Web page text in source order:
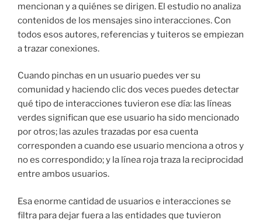
mencionan y a quiénes se dirigen. El estudio no analiza
contenidos de los mensajes sino interacciones. Con
todos esos autores, referencias y tuiteros se empiezan
a trazar conexiones.
Cuando pinchas en un usuario puedes ver su
comunidad y haciendo clic dos veces puedes detectar
qué tipo de interacciones tuvieron ese día: las líneas
verdes significan que ese usuario ha sido mencionado
por otros; las azules trazadas por esa cuenta
corresponden a cuando ese usuario menciona a otros y
no es correspondido; y la línea roja traza la reciprocidad
entre ambos usuarios.
Esa enorme cantidad de usuarios e interacciones se
filtra para dejar fuera a las entidades que tuvieron